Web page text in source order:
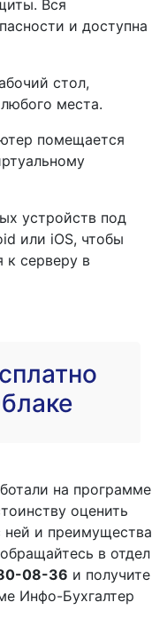
Вся
и доступна
стол,
места.
помещается
устройств под
или iOS, чтобы
к серверу в
на программе
оценить
ней и преимущества
в отдел
08-36 и получите
Инфо-Бухгалтер